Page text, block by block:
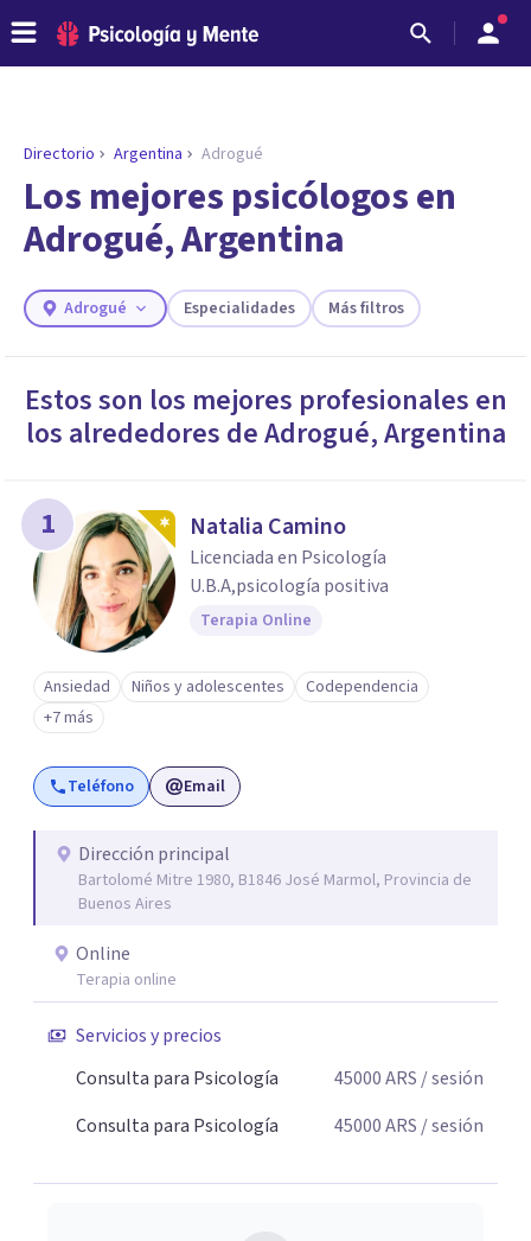
ENCONTRAR MI TERAPEUTA
¿Necesitas ayuda para encontrar el
psicólogo adecuado?
Responde a unas breves preguntas y te ofreceremos
necesidades.
Directorio Argentina Adrogué
Los mejores psicólogos en
Adrogué, Argentina
Adrogué Especialidades Más filtros
Estos son los mejores profesionales en
los alrededores deAdrogué,Argentina
1 Natalia Camino
Licenciada en Psicología
U.B.A,psicología positiva
Terapia Online
Ansiedad Niños y adolescentes
Codependencia
+7 más
Teléfono Email
Dirección principal
Bartolomé Mitre 1980, B1846 José Marmol, Provincia de
Buenos Aires
Online
Terapia online
Servicios y precios
Consulta para Psicología
45000ARS / sesión
Consulta para Psicología
45000ARS / sesión